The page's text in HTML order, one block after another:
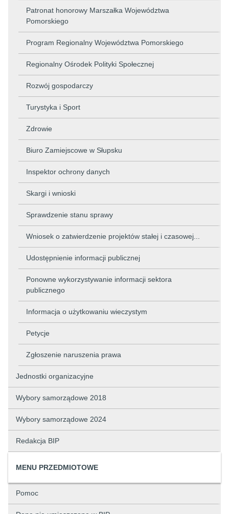
Patronat honorowy Marszałka Województwa
Pomorskiego
Program Regionalny Województwa Pomorskiego
Regionalny Ośrodek Polityki Społecznej
Rozwój gospodarczy
Turystyka i Sport
Zdrowie
Biuro Zamiejscowe w Słupsku
Inspektor ochrony danych
Skargi i wnioski
Sprawdzenie stanu sprawy
Wniosek o zatwierdzenie projektów stałej i czasowej...
Udostępnienie informacji publicznej
Ponowne wykorzystywanie informacji sektora
publicznego
Informacja o użytkowaniu wieczystym
Petycje
Zgłoszenie naruszenia prawa
Jednostki organizacyjne
Wybory samorządowe 2018
Wybory samorządowe 2024
Redakcja BIP
MENU PRZEDMIOTOWE
Pomoc